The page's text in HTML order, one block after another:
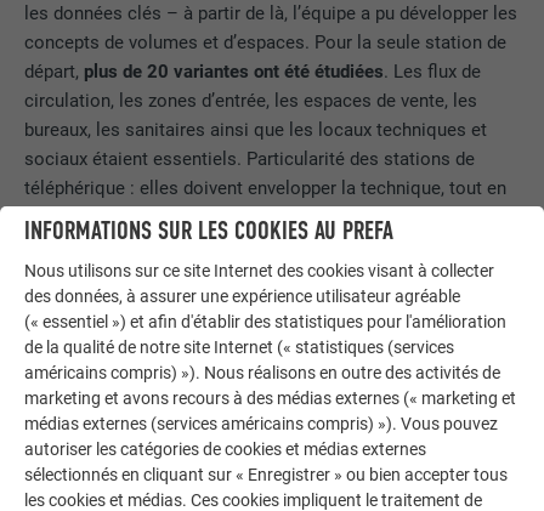
les données clés – à partir de là, l’équipe a pu développer les
concepts de volumes et d’espaces. Pour la seule station de
départ, plus de 20 variantes ont été étudiées. Les flux de
circulation, les zones d’entrée, les espaces de vente, les
bureaux, les sanitaires ainsi que les locaux techniques et
sociaux étaient essentiels. Particularité des stations de
téléphérique : elles doivent envelopper la technique, tout en
étant structurellement indépendantes. C’est pourquoi le
sur des fondations séparées. Ce n’est qu’ensuite que les
poutres en bois, ont été installées. Des grues de très
grandes tailles ont positionné les éléments. Le charpentier
régional
Michel Verneya pris en charge la construction bois
et la pose des façades sur les trois stations.
INFORMATIONS SUR LES COOKIES AU PREFA
Nous utilisons sur ce site Internet des cookies visant à collecter
des données, à assurer une expérience utilisateur agréable
(« essentiel ») et afin d'établir des statistiques pour l'amélioration
de la qualité de notre site Internet (« statistiques (services
américains compris) »). Nous réalisons en outre des activités de
marketing et avons recours à des médias externes (« marketing et
médias externes (services américains compris) »). Vous pouvez
autoriser les catégories de cookies et médias externes
sélectionnés en cliquant sur « Enregistrer » ou bien accepter tous
les cookies et médias. Ces cookies impliquent le traitement de